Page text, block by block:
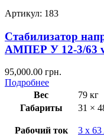
Артикул: 183
Стабилизатор
АМПЕР У 12-3/63
95,000.00 грн.
Подробнее
Вес
79 кг
Габариты
31 ×
Рабочий ток 3 x 63